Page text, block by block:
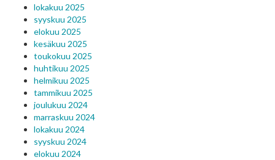
lokakuu 2025
syyskuu 2025
elokuu 2025
kesäkuu 2025
toukokuu 2025
huhtikuu 2025
helmikuu 2025
tammikuu 2025
joulukuu 2024
marraskuu 2024
lokakuu 2024
syyskuu 2024
elokuu 2024